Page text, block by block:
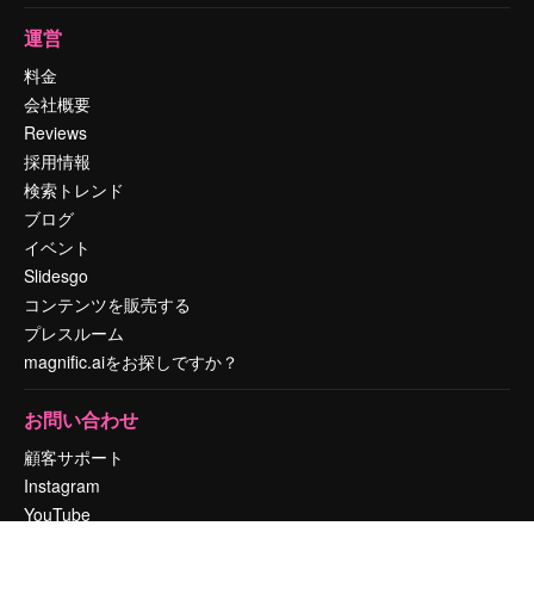
運営
料金
会社概要
Reviews
採用情報
検索トレンド
ブログ
イベント
Slidesgo
コンテンツを販売する
プレスルーム
magnific.aiをお探しですか？
お問い合わせ
顧客サポート
Instagram
YouTube